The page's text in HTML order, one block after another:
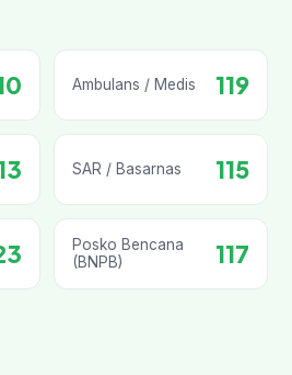
Ambulans / Medis 119
SAR / Basarnas 115
Posko Bencana
(BNPB)
117